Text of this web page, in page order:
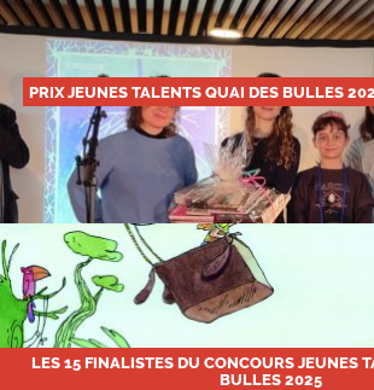
PRIX JEUNES TALENTS QUAI DES BULLES
LES 15 FINALISTES DU CONCOURS JEUNES
BULLES 2025